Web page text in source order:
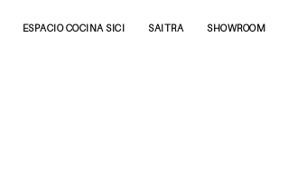
ESPACIO COCINA SICI SAITRA SHOWROOM